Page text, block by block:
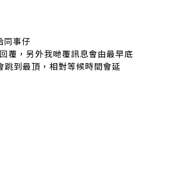
事仔
覆，另外我哋覆訊息會由最早底
到最頂，相對等候時間會延